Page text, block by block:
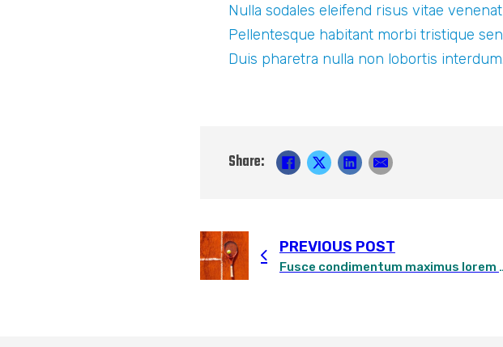
Nulla sodales eleifend risus vitae
Pellentesque habitant morbi tristique
Duis pharetra nulla non lobortis interdum.
Share:
PREVIOUS POST
Fusce